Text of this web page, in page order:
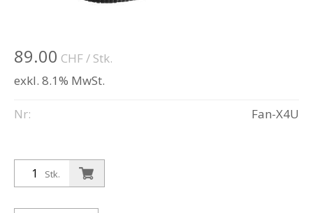
89.00 CHF/ Stk.
exkl. 8.1% MwSt.
Nr: Fan-X4U
Stk.